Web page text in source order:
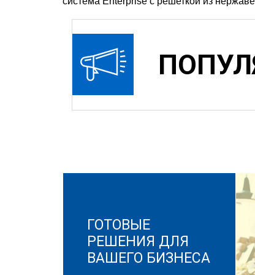
ГОТОВЫЕ
РЕШЕНИЯ ДЛЯ
ВАШЕГО БИЗНЕСА